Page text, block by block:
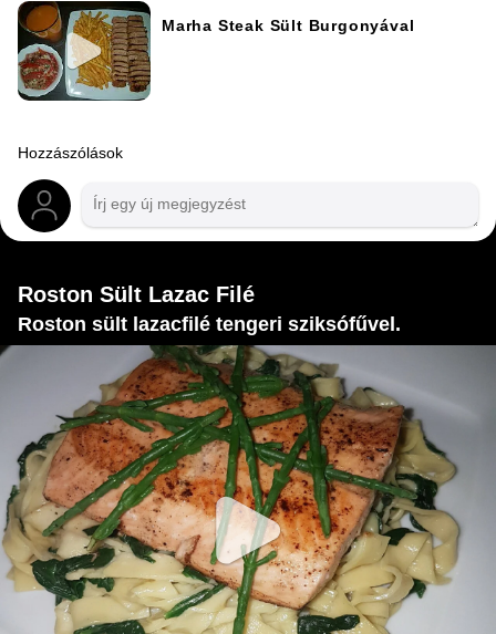
Marha Steak Sült Burgonyával
Hozzászólások
Roston Sült Lazac Filé
Roston sült lazacfilé tengeri sziksófűvel.